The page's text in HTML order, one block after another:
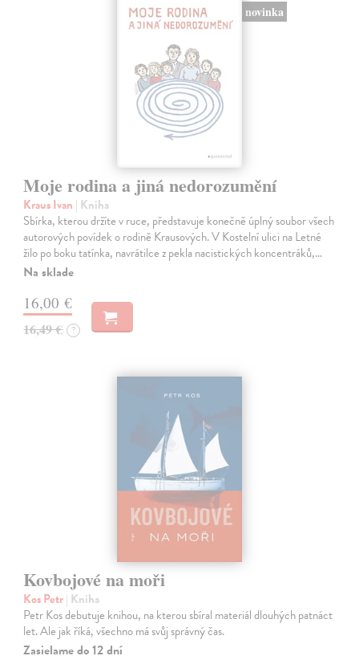
novinka
Moje rodina a jiná nedorozumění
Kraus Ivan | Kniha
Sbírka, kterou držíte v ruce, představuje konečně úplný soubor všech
autorových povídek o rodině Krausových. V Kostelní ulici na Letné
žilo po boku tatínka, navrátilce z pekla nacistických koncentráků,…
Na sklade
16,00 €
16,49 € ?
Kovbojové na moři
Kos Petr| Kniha
Petr Kos debutuje knihou, na kterou sbíral materiál dlouhých patnáct
let. Ale jak říká, všechno má svůj správný čas.
Zasielame do 12 dní